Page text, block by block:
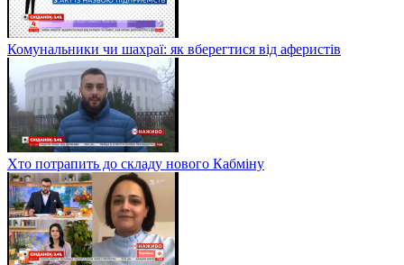
Комунальники чи шахраї: як вберегтися від аферистів
Хто потрапить до складу нового Кабміну